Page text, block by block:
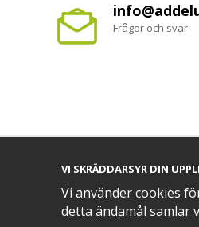
Frågor och svar
VI SKRÄDDARSYR DIN
Vi använder cookies
detta ändamål samlar